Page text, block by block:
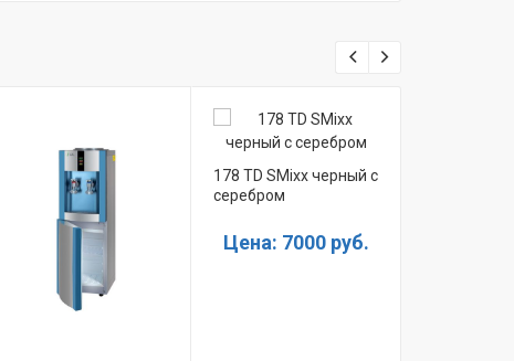
178 TD SMixx черный с
серебром
Цена: 7000 руб.